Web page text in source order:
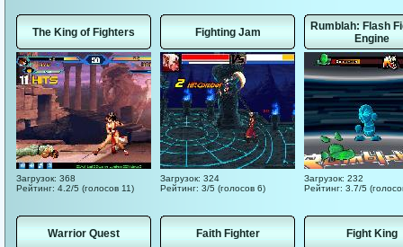
The King of Fighters
Загрузок: 368
Рейтинг: 4.2/5 (голосов 11)
Fighting Jam
Загрузок: 324
Рейтинг: 3/5 (голосов 6)
Rumblah: Flash
Engine
Загрузок: 232
Рейтинг: 3.7/5
Warrior Quest Faith Fighter Fight King